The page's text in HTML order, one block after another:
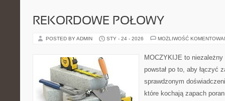
REKORDOWE POŁOWY
POSTED BY ADMIN STY - 24 - 2026 MOŻLIWOŚĆ
MOCZYKIJE to
powstał po to, aby łączyć
sprawdzonym
które kochają zapach